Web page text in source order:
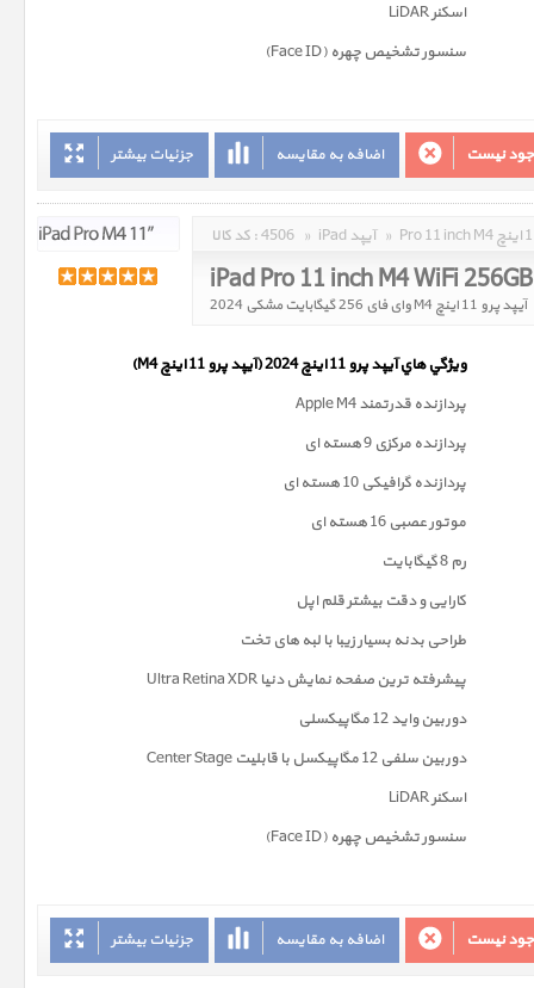
اسکنر LiDAR
سنسور تشخیص چهره (Face ID)
جزئیات بیشتر اضافه به مقایسه نیست
کد کالا : 4506 » iPad آیپد »
iPad Pro 11 inch M4 WiFi
آیپد پرو 11 اینچ M4 وای فای 256 گیگابایت مشکی 2024
ويژگي هاي آيپد پرو 11 اینچ 2024 (آیپد پرو 11 اینچ M4)
پردازنده قدرتمند Apple M4
پردازنده مرکزی 9 هسته ای
پردازنده گرافیکی 10 هسته ای
موتور عصبی 16 هسته ای
رم 8 گیگابایت
کارایی و دقت بیشتر قلم اپل
طراحی بدنه بسیار زیبا با لبه های تخت
پیشرفته ترین صفحه نمايش دنیا Ultra Retina XDR
دوربين واید 12 مگاپیکسلی
دوربین سلفی 12 مگاپیکسل با قابلیت Center Stage
اسکنر LiDAR
سنسور تشخیص چهره (Face ID)
جزئیات بیشتر اضافه به مقایسه نیست